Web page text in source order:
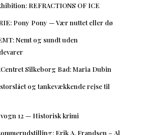
REFRACTIONS OF ICE
Pony Pony — Vær nuttet eller dø
Nemt og sundt uden
Silkeborg Bad: Maria Dubin
og tankevækkende rejse til
12 — Historisk krimi
Erik A. Frandsen – Al